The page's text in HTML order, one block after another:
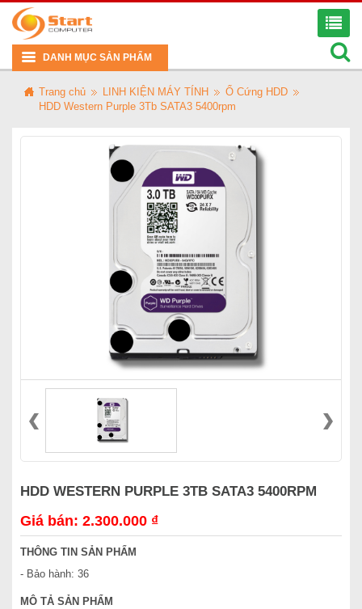
DANH MỤC SẢN PHẨM
Trang chủ LINH KIỆN MÁY TÍNH
Ổ Cứng HDD
HDD Western Purple 3Tb SATA3 5400rpm
HDD WESTERN PURPLE 3TB SATA3 5400RPM
Giá bán: 2.300.000 ₫
THÔNG TIN SẢN PHẨM
- Bảo hành: 36
MÔ TẢ SẢN PHẨM